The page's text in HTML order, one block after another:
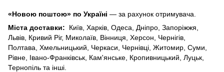
«Новою поштою» по Україні — за рахунок отримувача.
Міста доставки: Київ, Харків, Одеса, Дніпро, Запоріжжя,
Львів, Кривий Ріг, Миколаїв, Вінниця, Херсон, Чернігів,
Полтава, Хмельницький, Черкаси, Чернівці, Житомир, Суми,
Рівне, Івано-Франківськ, Кам'янське, Кропивницький, Луцьк,
Тернопіль та інші.